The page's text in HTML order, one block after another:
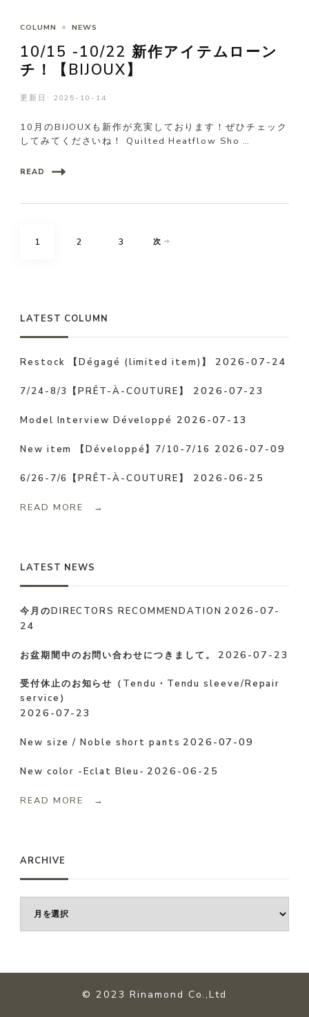
COLUMN NEWS
10/15 -10/22 新作アイテムローン
チ！【BIJOUX】
更新日: 2025-10-14
10月のBIJOUXも新作が充実しております！ぜひチェック
してみてくださいね！ Quilted Heatflow Sho …
READ
投
ー
送
り
固1 固
2 固
3 次
LATEST COLUMN
Restock 【Dégagé (limited item)】 2026-07-24
7/24-8/3【PRÊT-À-COUTURE】 2026-07-23
Model Interview Développé 2026-07-13
New item 【Développé】7/10-7/16 2026-07-09
6/26-7/6【PRÊT-À-COUTURE】 2026-06-25
READ MORE →
LATEST NEWS
今月のDIRECTORS RECOMMENDATION 2026-07-
24
お盆期間中のお問い合わせにつきまして。 2026-07-23
受付休止のお知らせ（Tendu・Tendu sleeve/Repair
service）
2026-07-23
New size / Noble short pants 2026-07-09
New color -Eclat Bleu- 2026-06-25
READ MORE →
ARCHIVE
ARCHIVE
©️ 2023 Rinamond Co.,Ltd